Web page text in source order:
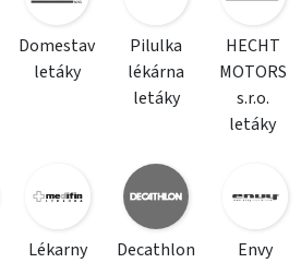
Domestav
letáky
Pilulka
lékárna
letáky
HECHT
MOTORS
s.r.o.
letáky
Lékarny
Decathlon
Envy